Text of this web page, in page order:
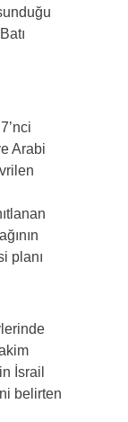
Arabi
planı
İsrail
belirten